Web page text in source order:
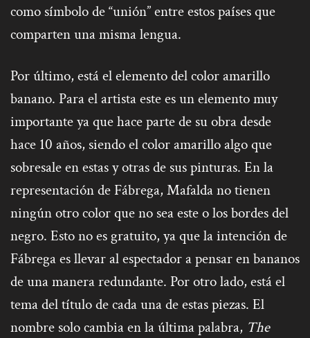
como símbolo de “unión” entre estos países que
comparten una misma lengua.
Por último, está el elemento del color amarillo
banano. Para el artista este es un elemento muy
importante ya que hace parte de su obra desde
hace 10 años, siendo el color amarillo algo que
sobresale en estas y otras de sus pinturas. En la
representación de Fábrega, Mafalda no tienen
ningún otro color que no sea este o los bordes del
negro. Esto no es gratuito, ya que la intención de
Fábrega es llevar al espectador a pensar en bananos
de una manera redundante. Por otro lado, está el
tema del título de cada una de estas piezas. El
nombre solo cambia en la última palabra, The